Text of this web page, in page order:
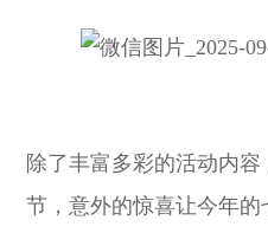
除了丰富多彩的活动内
节，意外的惊喜让今年的